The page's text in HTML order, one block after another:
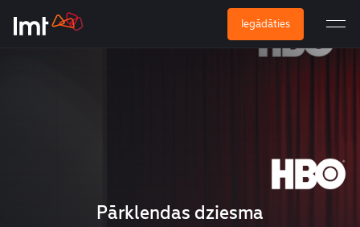
Iegādāties
Pārklendas dziesma